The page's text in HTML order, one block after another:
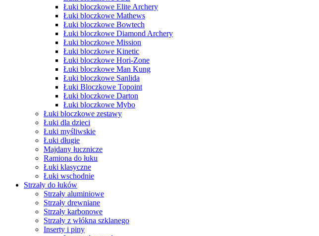
Łuki bloczkowe Elite Archery
Łuki bloczkowe Mathews
Łuki bloczkowe Bowtech
Łuki bloczkowe Diamond Archery
Łuki bloczkowe Mission
Łuki bloczkowe Kinetic
Łuki bloczkowe Hori-Zone
Łuki bloczkowe Man Kung
Łuki bloczkowe Sanlida
Łuki Bloczkowe Topoint
Łuki bloczkowe Darton
Łuki bloczkowe Mybo
Łuki bloczkowe zestawy
Łuki dla dzieci
Łuki myśliwskie
Łuki długie
Majdany łucznicze
Ramiona do łuku
Łuki klasyczne
Łuki wschodnie
Strzały do łuków
Strzały aluminiowe
Strzały drewniane
Strzały karbonowe
Strzały z włókna szklanego
Inserty i piny